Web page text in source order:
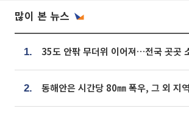
많이 본 뉴스
1.
2.